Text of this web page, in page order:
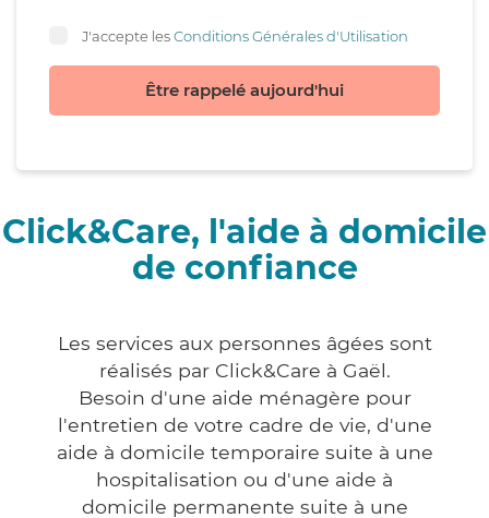
J'accepte lesConditions Générales d'Utilisation
Être rappelé aujourd'hui
Click&Care, l'aide à domicile
de confiance
Les services aux personnes âgées sont
réalisés par Click&Care à Gaël.
Besoin d'une aide ménagère pour
l'entretien de votre cadre de vie, d'une
aide à domicile temporaire suite à une
hospitalisation ou d'une aide à
domicile permanente suite à une